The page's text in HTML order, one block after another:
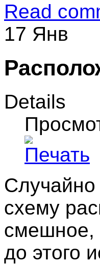
Read
17 Янв
Details
схему
смешное,
до этого